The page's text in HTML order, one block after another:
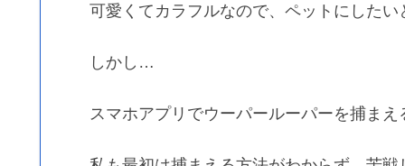
可愛くてカラフルなので、ペットにした
しかし…
スマホアプリでウーパールーパーを捕ま